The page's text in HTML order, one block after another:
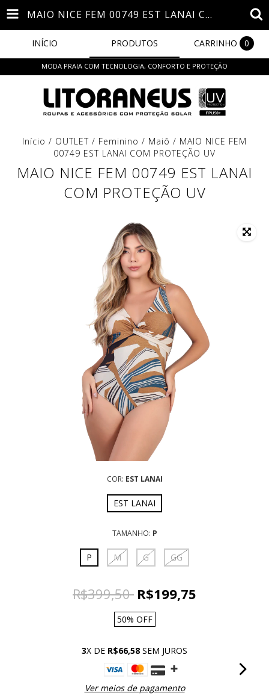
MAIO NICE FEM 00749 EST LANAI COM PROTEÇÃO UV
INÍCIO PRODUTOS CARRINHO 0
MODA PRAIA COM TECNOLOGIA, CONFORTO E PROTEÇÃO
Início / OUTLET / Feminino / Maiô / MAIO NICE FEM
00749 EST LANAI COM PROTEÇÃO UV
MAIO NICE FEM 00749 EST LANAI
COM PROTEÇÃO UV
COR: EST LANAI
EST LANAI
TAMANHO: P
P M G GG
R$399,50 R$199,75
50% OFF
3X DE R$66,58 SEM JUROS
Ver meios de pagamento